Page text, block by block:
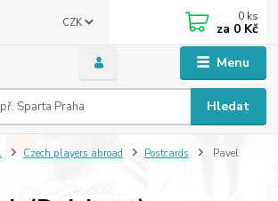
Menu
CZK
Hledat
0 ks
za 0 Kč
Czech players abroad Postcards
Pavel